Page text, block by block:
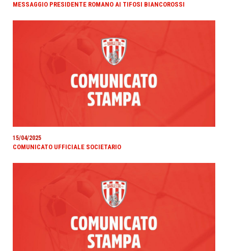
MESSAGGIO PRESIDENTE ROMANO AI TIFOSI BIANCOROSSI
15/04/2025
COMUNICATO UFFICIALE SOCIETARIO